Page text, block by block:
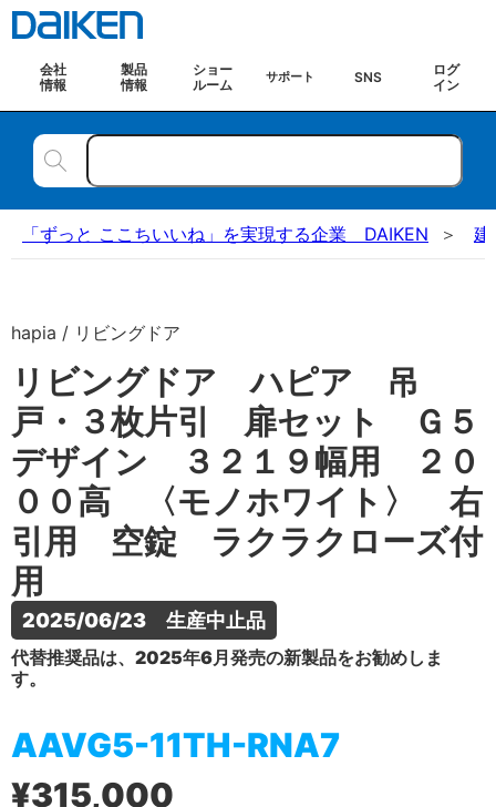
会社
情報
製品
情報
ショー
ルーム
サポート SNS
ログ
イン
「ずっと ここちいいね」を実現する企業 DAIKEN 建
hapia / リビングドア
リビングドア ハピア 吊
戸・３枚片引 扉セット Ｇ５
デザイン ３２１９幅用 ２０
００高 〈モノホワイト〉 右
引用 空錠 ラクラクローズ付
用
2025/06/23　生産中止品
代替推奨品は、2025年6月発売の新製品をお勧めしま
す。
AAVG5-11TH-RNA7
¥315,000